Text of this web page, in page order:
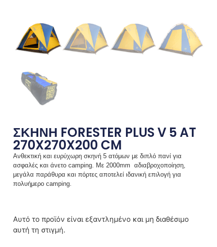
ΣΚΗΝΗ FORESTER PLUS V 5 AT
270X270X200 CM
Ανθεκτική και ευρύχωρη σκηνή 5 ατόμων με διπλό πανί για
ασφαλές και άνετο camping. Με 2000mm αδιαβροχοποίηση,
μεγάλα παράθυρα και πόρτες αποτελεί ιδανική επιλογή για
πολυήμερο camping.
Αυτό το προϊόν είναι εξαντλημένο και μη διαθέσιμο
αυτή τη στιγμή.